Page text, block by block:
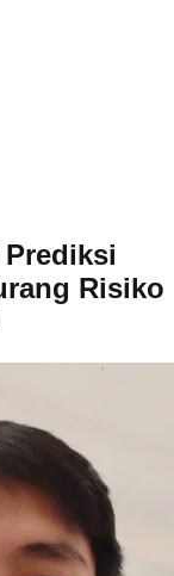
Prediksi
Risiko